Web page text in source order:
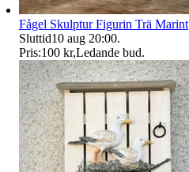
Fågel Skulptur Figurin Trä Marint
Sluttid10 aug 20:00.
Pris:100 kr,Ledande bud.